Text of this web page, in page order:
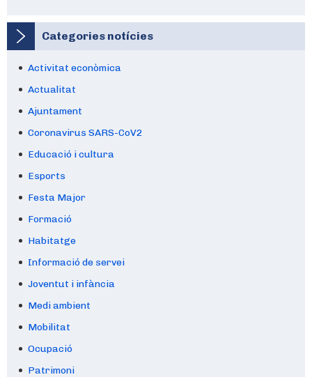
Categories notícies
Activitat econòmica
Actualitat
Ajuntament
Coronavirus SARS-CoV2
Educació i cultura
Esports
Festa Major
Formació
Habitatge
Informació de servei
Joventut i infància
Medi ambient
Mobilitat
Ocupació
Patrimoni